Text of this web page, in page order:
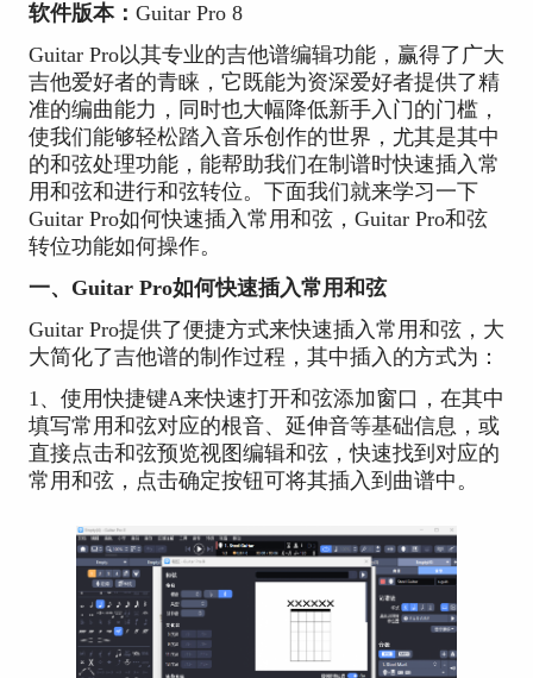
软件版本： Guitar Pro 8
Guitar Pro以其专业的吉他谱编辑功能，赢得了广大
吉他爱好者的青睐，它既能为资深爱好者提供了精
准的编曲能力，同时也大幅降低新手入门的门槛，
使我们能够轻松踏入音乐创作的世界，尤其是其中
的和弦处理功能，能帮助我们在制谱时快速插入常
用和弦和进行和弦转位。下面我们就来学习一下
Guitar Pro如何快速插入常用和弦，Guitar Pro和弦
转位功能如何操作。
一、Guitar Pro如何快速插入常用和弦
Guitar Pro提供了便捷方式来快速插入常用和弦，大
大简化了吉他谱的制作过程，其中插入的方式为：
1、使用快捷键A来快速打开和弦添加窗口，在其中
填写常用和弦对应的根音、延伸音等基础信息，或
直接点击和弦预览视图编辑和弦，快速找到对应的
常用和弦，点击确定按钮可将其插入到曲谱中。